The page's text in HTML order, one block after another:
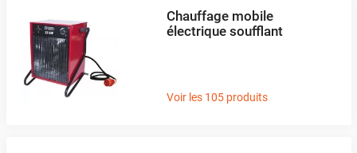
Chauffage mobile
électrique soufflant
Voir les 105 produits